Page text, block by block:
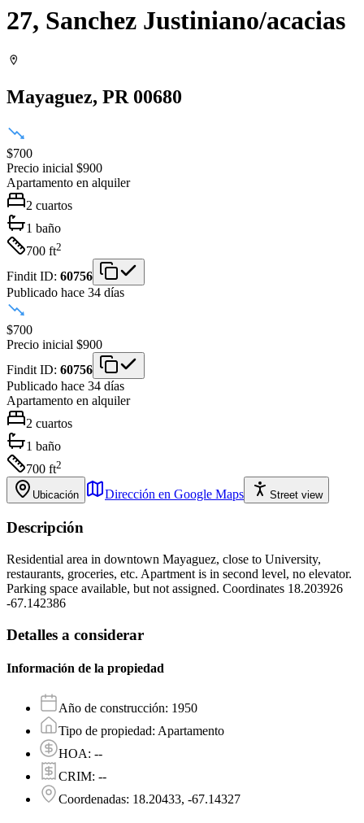
27, Sanchez Justiniano/acacias
Mayaguez, PR 00680
$700
Precio inicial $900
Apartamento en alquiler
2 cuartos
1 baño
700 ft2
Findit ID: 60756
Publicado hace 34 días
$700
Precio inicial $900
Findit ID: 60756
Publicado hace 34 días
Apartamento en alquiler
2 cuartos
1 baño
700 ft2
Ubicación Dirección en Google Maps Street view
Descripción
Residential area in downtown Mayaguez, close to University,
restaurants, groceries, etc. Apartment is in second level, no elevator.
Parking space available, but not assigned. Coordinates 18.203926
-67.142386
Detalles a considerar
Información de la propiedad
Año de construcción: 1950
Tipo de propiedad: Apartamento
HOA: --
CRIM: --
Coordenadas: 18.20433, -67.14327